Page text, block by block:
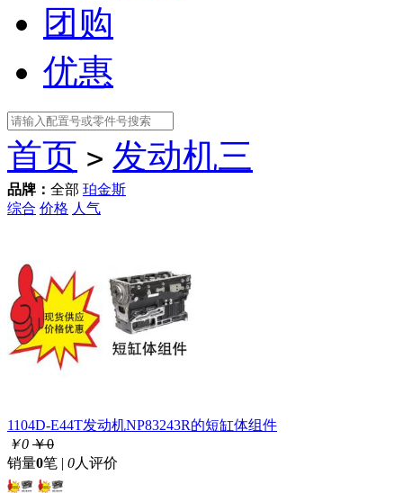
团购
优惠
首页 > 发动机三
品牌： 全部 珀金斯
综合 价格 人气
1104D-E44T发动机NP83243R的短缸体组件
￥0 ￥0
销量0笔 | 0人评价